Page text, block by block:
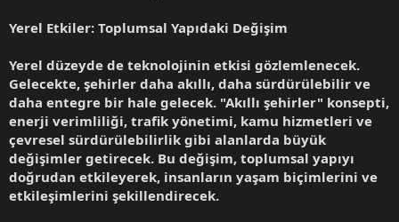
Yerel Etkiler: Toplumsal Yapıdaki Değişim
Yerel düzeyde de teknolojinin etkisi gözlemlenecek.
Gelecekte, şehirler daha akıllı, daha sürdürülebilir ve
daha entegre bir hale gelecek. "Akıllı şehirler" konsepti,
enerji verimliliği, trafik yönetimi, kamu hizmetleri ve
çevresel sürdürülebilirlik gibi alanlarda büyük
değişimler getirecek. Bu değişim, toplumsal yapıyı
doğrudan etkileyerek, insanların yaşam biçimlerini ve
etkileşimlerini şekillendirecek.